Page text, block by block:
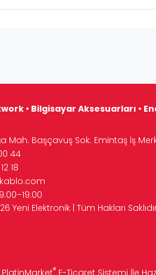
• Bilgisayar Aksesuarları •
Mah. Başçavuş Sok. Emintaş İş
44
18
PlatinMarket® E-Ticaret Sistemi İle